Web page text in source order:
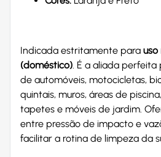
Indicada estritamente para uso
(doméstico) . É a aliada
de automóveis, motocicletas,
quintais, muros, áreas de
tapetes e móveis de jardim.
entre pressão de impacto e
facilitar a rotina de limpeza da